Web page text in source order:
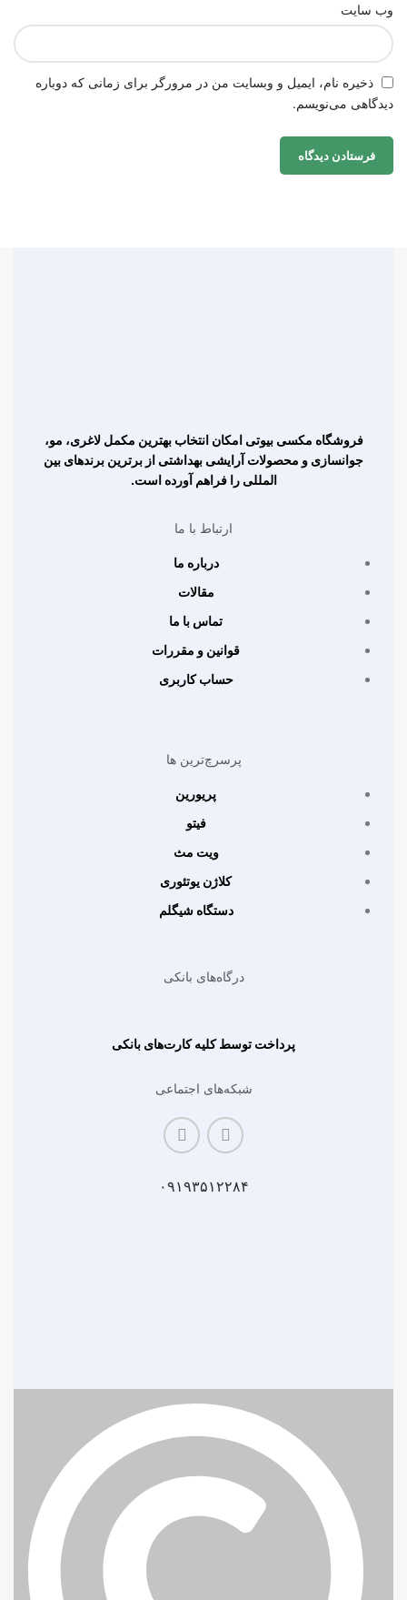
وب‌ سایت
ذخیره نام، ایمیل و وبسایت من در مرورگر برای زمانی که دوباره
دیدگاهی می‌نویسم.
فروشگاه مکسی بیوتی امکان انتخاب بهترین مکمل لاغری، مو،
جوانسازی و محصولات آرایشی بهداشتی از برترین برندهای بین
المللی را فراهم آورده است.
ارتباط با ما
درباره ما
مقالات
تماس با ما
قوانین و مقررات
حساب کاربری
پرسرچ‌ترین ها
پریورین
فیتو
ویت مث
کلاژن یوتئوری
دستگاه شیگلم
درگاه‌های بانکی
پرداخت توسط کلیه کارت‌های بانکی
شبکه‌های اجتماعی
۰۹۱۹۳۵۱۲۲۸۴